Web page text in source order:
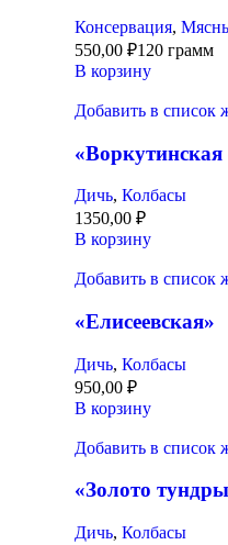
Консервация,
550,00 ₽120 грамм
В корзину
Добавить в список
Дичь, Колбасы
1350,00 ₽
В корзину
Добавить в список
«Елисеевская»
Дичь, Колбасы
950,00 ₽
В корзину
Добавить в список
«Золото
Дичь, Колбасы